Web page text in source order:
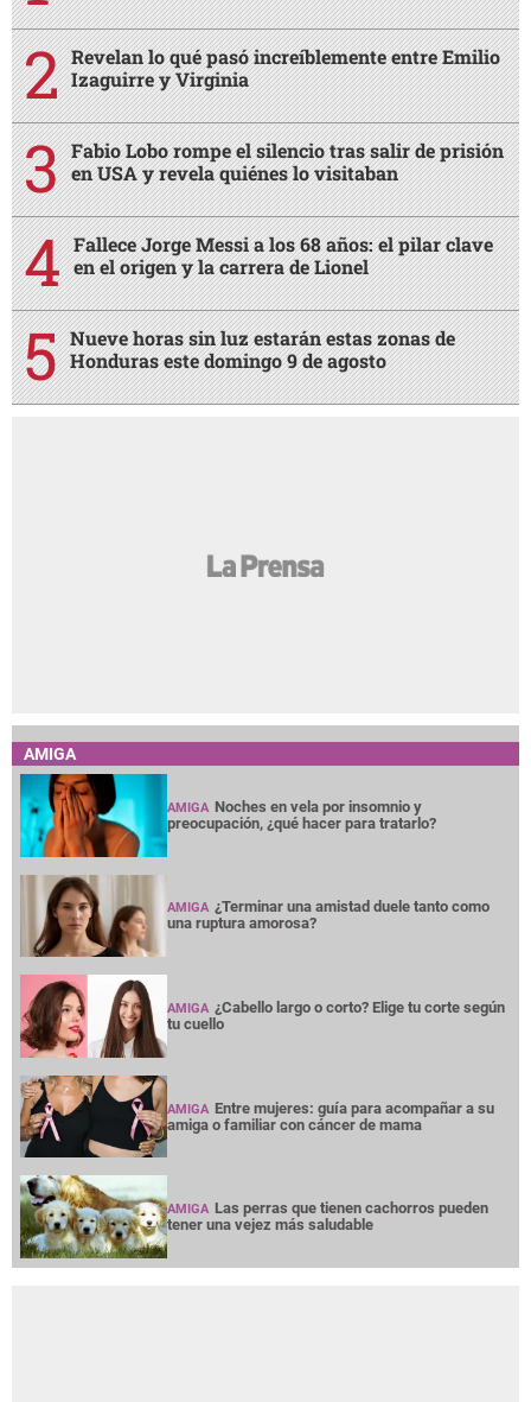
Revelan lo qué pasó increíblemente entre Emilio
Izaguirre y Virginia
Fabio Lobo rompe el silencio tras salir de prisión
en USA y revela quiénes lo visitaban
Fallece Jorge Messi a los 68 años: el pilar clave
en el origen y la carrera de Lionel
Nueve horas sin luz estarán estas zonas de
Honduras este domingo 9 de agosto
AMIGA
AMIGA Noches en vela por insomnio y
preocupación, ¿qué hacer para tratarlo?
AMIGA ¿Terminar una amistad duele tanto como
una ruptura amorosa?
AMIGA ¿Cabello largo o corto? Elige tu corte según
tu cuello
AMIGA Entre mujeres: guía para acompañar a su
amiga o familiar con cáncer de mama
AMIGA Las perras que tienen cachorros pueden
tener una vejez más saludable